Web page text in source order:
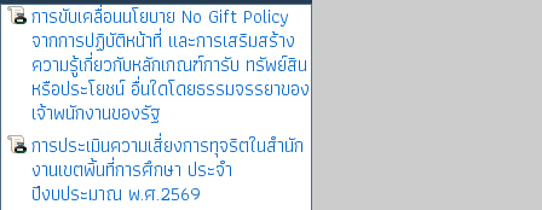
การขับเคลื่อนนโยบาย No Gift Policy
จากการปฏิบัติหน้าที่ และการเสริมสร้าง
ความรู้เกี่ยวกับหลักเกณฑ์การับ ทรัพย์สิน
หรือประโยชน์ อื่นใดโดยธรรมจรรยาของ
เจ้าพนักงานของรัฐ
การประเมินความเสี่ยงการทุจริตในสำนัก
งานเขตพิ้นที่การศึกษา ประจำ
ปีงบประมาณ พ.ศ.2569